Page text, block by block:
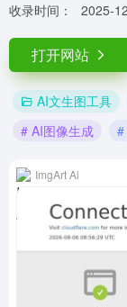
收录时间： 2025-
打开网站
AI文生图工具
# AI图像生成
#
ImgArt Ai